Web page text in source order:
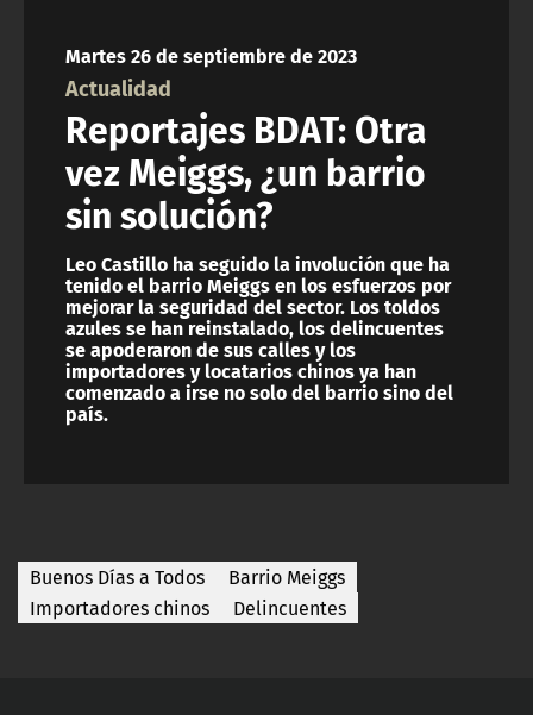
Martes 26 de septiembre de 2023
Actualidad
Reportajes BDAT: Otra
vez Meiggs, ¿un barrio
sin solución?
Leo Castillo ha seguido la involución que ha
tenido el barrio Meiggs en los esfuerzos por
mejorar la seguridad del sector. Los toldos
azules se han reinstalado, los delincuentes
se apoderaron de sus calles y los
importadores y locatarios chinos ya han
comenzado a irse no solo del barrio sino del
país.
Buenos Días a Todos
Barrio Meiggs
Importadores chinos
Delincuentes